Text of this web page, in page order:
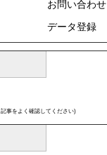
お問い合わせ
データ登録
事をよく確認してください)